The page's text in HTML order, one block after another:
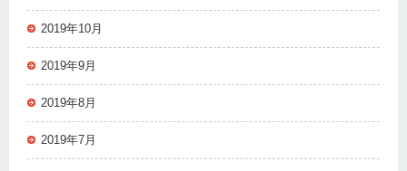
2019年10月
2019年9月
2019年8月
2019年7月